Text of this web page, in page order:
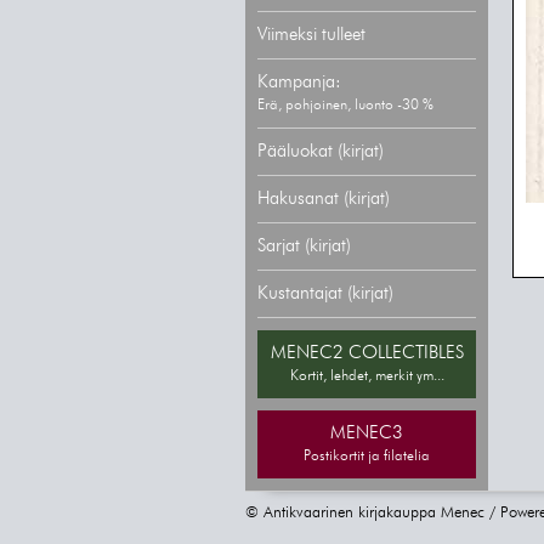
Viimeksi tulleet
Kampanja:
Erä, pohjoinen, luonto -30 %
Pääluokat (kirjat)
Hakusanat (kirjat)
Sarjat (kirjat)
Kustantajat (kirjat)
MENEC2 COLLECTIBLES
Kortit, lehdet, merkit ym...
MENEC3
Postikortit ja filatelia
© Antikvaarinen kirjakauppa Menec /